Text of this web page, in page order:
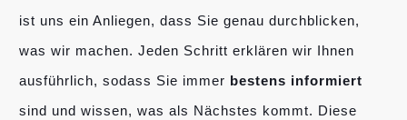
ist uns ein Anliegen, dass Sie genau durchblicken,
was wir machen. Jeden Schritt erklären wir Ihnen
ausführlich, sodass Sie immer bestens informiert
sind und wissen, was als Nächstes kommt. Diese